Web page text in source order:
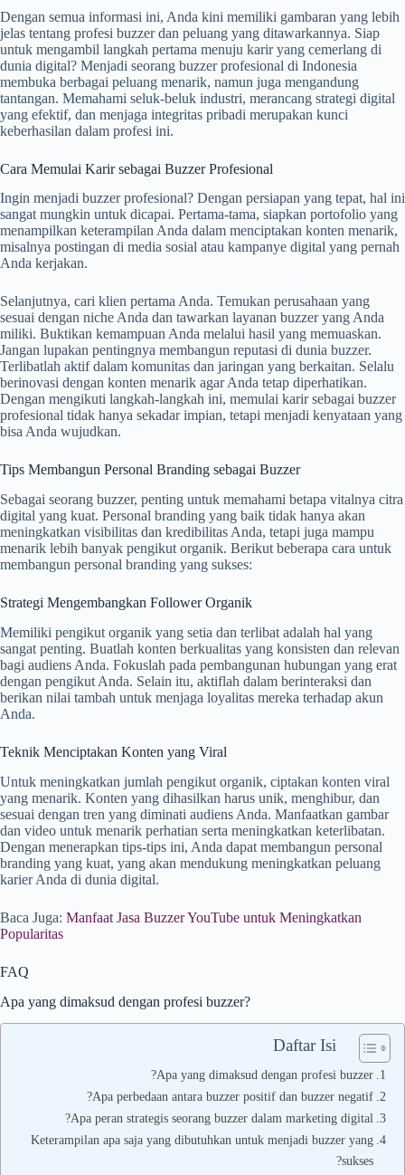
Dengan semua informasi ini, Anda kini memiliki gambaran yang lebih
jelas tentang profesi buzzer dan peluang yang ditawarkannya. Siap
untuk mengambil langkah pertama menuju karir yang cemerlang di
dunia digital? Menjadi seorang buzzer profesional di Indonesia
membuka berbagai peluang menarik, namun juga mengandung
tantangan. Memahami seluk-beluk industri, merancang strategi digital
yang efektif, dan menjaga integritas pribadi merupakan kunci
keberhasilan dalam profesi ini.
Cara Memulai Karir sebagai Buzzer Profesional
Ingin menjadi buzzer profesional? Dengan persiapan yang tepat, hal ini
sangat mungkin untuk dicapai. Pertama-tama, siapkan portofolio yang
menampilkan keterampilan Anda dalam menciptakan konten menarik,
misalnya postingan di media sosial atau kampanye digital yang pernah
Anda kerjakan.
Selanjutnya, cari klien pertama Anda. Temukan perusahaan yang
sesuai dengan niche Anda dan tawarkan layanan buzzer yang Anda
miliki. Buktikan kemampuan Anda melalui hasil yang memuaskan.
Jangan lupakan pentingnya membangun reputasi di dunia buzzer.
Terlibatlah aktif dalam komunitas dan jaringan yang berkaitan. Selalu
berinovasi dengan konten menarik agar Anda tetap diperhatikan.
Dengan mengikuti langkah-langkah ini, memulai karir sebagai buzzer
profesional tidak hanya sekadar impian, tetapi menjadi kenyataan yang
bisa Anda wujudkan.
Tips Membangun Personal Branding sebagai Buzzer
Sebagai seorang buzzer, penting untuk memahami betapa vitalnya citra
digital yang kuat. Personal branding yang baik tidak hanya akan
meningkatkan visibilitas dan kredibilitas Anda, tetapi juga mampu
menarik lebih banyak pengikut organik. Berikut beberapa cara untuk
membangun personal branding yang sukses:
Strategi Mengembangkan Follower Organik
Memiliki pengikut organik yang setia dan terlibat adalah hal yang
sangat penting. Buatlah konten berkualitas yang konsisten dan relevan
bagi audiens Anda. Fokuslah pada pembangunan hubungan yang erat
dengan pengikut Anda. Selain itu, aktiflah dalam berinteraksi dan
berikan nilai tambah untuk menjaga loyalitas mereka terhadap akun
Anda.
Teknik Menciptakan Konten yang Viral
Untuk meningkatkan jumlah pengikut organik, ciptakan konten viral
yang menarik. Konten yang dihasilkan harus unik, menghibur, dan
sesuai dengan tren yang diminati audiens Anda. Manfaatkan gambar
dan video untuk menarik perhatian serta meningkatkan keterlibatan.
Dengan menerapkan tips-tips ini, Anda dapat membangun personal
branding yang kuat, yang akan mendukung meningkatkan peluang
karier Anda di dunia digital.
Baca Juga: Manfaat Jasa Buzzer YouTube untuk Meningkatkan
Popularitas
FAQ
Apa yang dimaksud dengan profesi buzzer?
Daftar Isi
Apa yang dimaksud dengan profesi buzzer?
Apa perbedaan antara buzzer positif dan buzzer negatif?
Apa peran strategis seorang buzzer dalam marketing digital?
Keterampilan apa saja yang dibutuhkan untuk menjadi buzzer yang
sukses?